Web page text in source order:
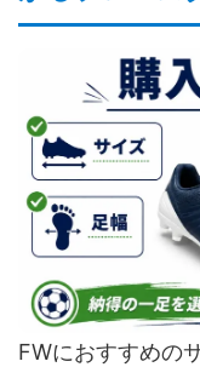
FWにおすすめの